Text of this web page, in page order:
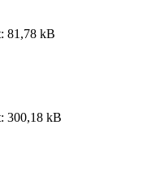
81,78 kB
300,18 kB